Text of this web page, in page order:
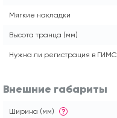
Мягкие накладки
Высота транца (мм)
Нужна ли регистрация в ГИМС
Внешние габариты
Ширина (мм) ?